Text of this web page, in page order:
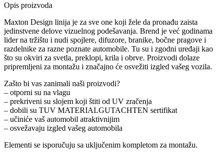
Opis proizvoda
Maxton Design linija je za sve one koji žele da pronađu zaista
jedinstvene delove vizuelnog podešavanja. Brend je već godinama
lider na tržištu i nudi spojlere, difuzore, branike, bočne pragove i
razdelnike za razne poznate automobile. Tu su i zgodni uređaji kao
što su okviri za svetla, preklopi, krila i obrve. Proizvodi dolaze
pripremljeni za montažu i značajno će osvežiti izgled vašeg vozila.
Zašto bi vas zanimali naši proizvodi?
– otporni su na vlagu
– prekriveni su slojem koji štiti od UV zračenja
– dobili su TUV MATERIALGUTACHTEN sertifikat
– učiniće vaš automobil atraktivnijim
– osvežavaju izgled vašeg automobila
Elementi se isporučuju sa uključenim kompletom za montažu.